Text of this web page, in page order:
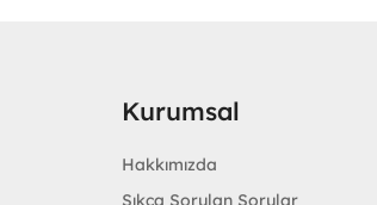
Kurumsal
Hakkımızda
Sıkça Sorulan Sorular